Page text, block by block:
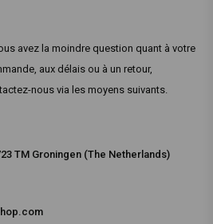
avez la moindre question quant à votre
aux délais ou à un retour,
nous via les moyens suivants.
TM Groningen (The Netherlands)